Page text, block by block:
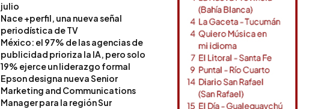
julio
Nace +perfil, una nueva señal
periodística de TV
México: el 97% de las agencias de
publicidad prioriza la IA, pero solo
19% ejerce un liderazgo formal
Epson designa nueva Senior
Marketing and Communications
Manager para la región Sur